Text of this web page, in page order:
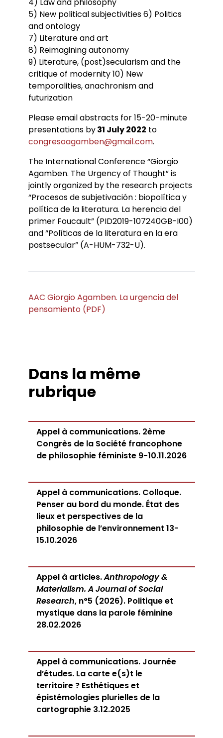
5) New political subjectivities 6) Politics
and ontology
7) Literature and art
8) Reimagining autonomy
9) Literature, (post)secularism and the
critique of modernity 10) New
temporalities, anachronism and
futurization
Please email abstracts for 15-20-minute
presentations by31 July 2022 to
congresoagamben@gmail.com.
The International Conference “Giorgio
Agamben. The Urgency of Thought” is
jointly organized by the research projects
“Procesos de subjetivación : biopolítica y
política de la literatura. La herencia del
primer Foucault” (PID2019-107240GB-I00)
and “Políticas de la literatura en la era
postsecular” (A-HUM-732-U).
AAC Giorgio Agamben. La urgencia del
pensamiento (PDF)
Dans la même
rubrique
Appel à communications. 2ème
Congrès de la Société francophone
de philosophie féministe 9-10.11.2026
Appel à communications. Colloque.
Penser au bord du monde. État des
lieux et perspectives de la
philosophie de l’environnement 13-
15.10.2026
Appel à articles.Anthropology &
Materialism. A Journal of Social
Research, n°5 (2026). Politique et
mystique dans la parole féminine
28.02.2026
Appel à communications. Journée
d’études. La carte e(s)t le
territoire ? Esthétiques et
épistémologies plurielles de la
cartographie 3.12.2025